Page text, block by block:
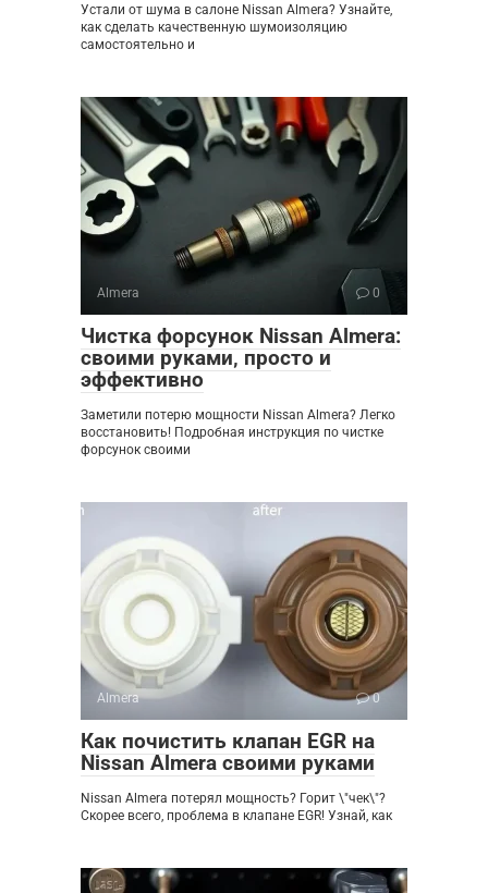
Устали от шума в салоне Nissan Almera? Узнайте,
как сделать качественную шумоизоляцию
самостоятельно и
Almera 0
Чистка форсунок Nissan Almera:
своими руками‚ просто и
эффективно
Заметили потерю мощности Nissan Almera? Легко
восстановить! Подробная инструкция по чистке
форсунок своими
Almera 0
Как почистить клапан EGR на
Nissan Almera своими руками
Nissan Almera потерял мощность? Горит \"чек\"?
Скорее всего, проблема в клапане EGR! Узнай, как